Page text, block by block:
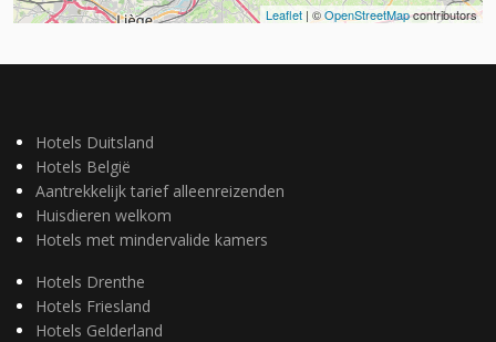
Leaflet | ©OpenStreetMapcontributors
Hotels Duitsland
Hotels België
Aantrekkelijk tarief alleenreizenden
Huisdieren welkom
Hotels met mindervalide kamers
Hotels Drenthe
Hotels Friesland
Hotels Gelderland